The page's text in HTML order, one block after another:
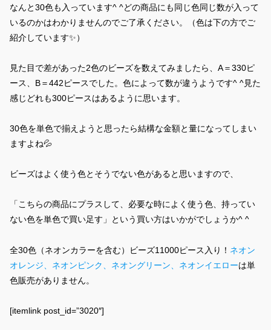
なんと30色も入っています^ ^どの商品にも同じ色同じ数が入って
いるのかはわかりませんのでご了承ください。（色は下の方でご
紹介しています✨）
見た目で差があった2色のビーズを数えてみましたら、A＝330ピ
ース、B＝442ピースでした。色によって数が違うようです^ ^見た
感じどれも300ピースはあるように思います。
30色を単色で揃えようと思ったら結構な金額と量になってしまい
ますよね💦
ビーズはよく使う色とそうでない色があると思いますので、
「こちらの商品にプラスして、必要な時によく使う色、持ってい
ない色を単色で買い足す」という買い方はいかがでしょうか^ ^
全30色（ネオンカラーを含む）ビーズ11000ピース入り！ ネオン
オレンジ、ネオンピンク、ネオングリーン、ネオンイエローは単
色販売がありません。
[itemlink post_id=”3020″]